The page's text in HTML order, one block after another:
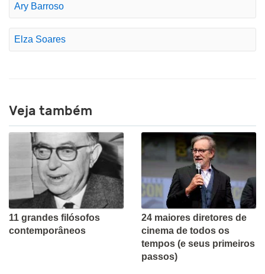
Ary Barroso
Elza Soares
Veja também
11 grandes filósofos
contemporâneos
24 maiores diretores de
cinema de todos os
tempos (e seus primeiros
passos)